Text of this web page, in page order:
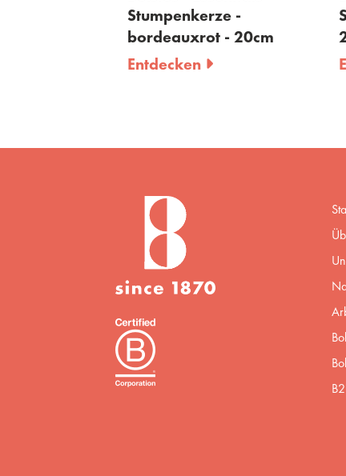
Stumpenkerze -
bordeauxrot - 20cm
Entdecken